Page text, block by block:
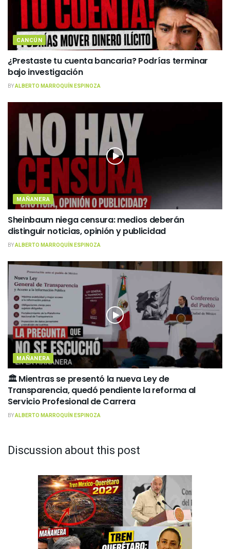
CANCÚN
¿Prestaste tu cuenta bancaria? Podrías terminar
bajo investigación
BYALBERTO MARROQUÍN ESPINOZA
MAÑANERA
Sheinbaum niega censura: medios deberán
distinguir noticias, opinión y publicidad
BYALBERTO MARROQUÍN ESPINOZA
MAÑANERA
🏛️ Mientras se presentó la nueva Ley de
Transparencia, quedó pendiente la reforma al
Servicio Profesional de Carrera
BYALBERTO MARROQUÍN ESPINOZA
Discussion about this post